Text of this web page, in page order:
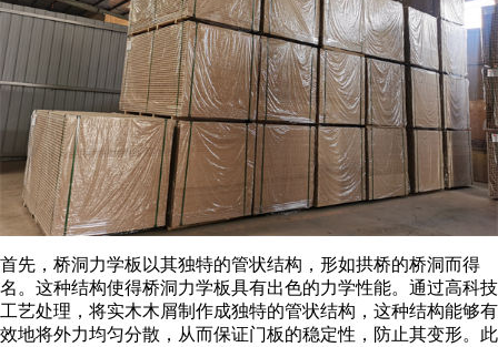
首先，桥洞力学板以其独特的管状结构，形如拱桥的桥洞而得
名。这种结构使得桥洞力学板具有出色的力学性能。通过高科技
工艺处理，将实木木屑制作成独特的管状结构，这种结构能够有
效地将外力均匀分散，从而保证门板的稳定性，防止其变形。此